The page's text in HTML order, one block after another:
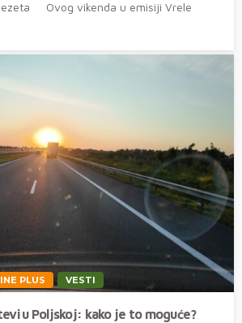
Ovog vikenda u emisiji Vrele
PLUS VESTI
u Poljskoj: kako je to moguće?